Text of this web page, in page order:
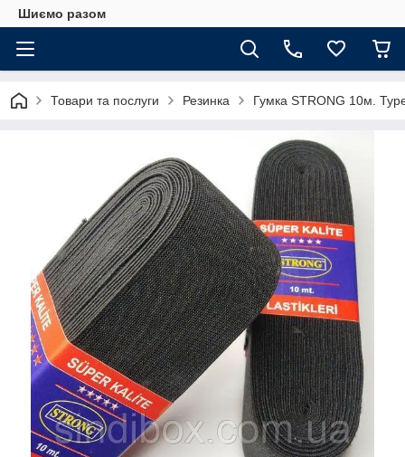
Шиємо разом
Товари та послуги Резинка Гумка STRONG 10м.